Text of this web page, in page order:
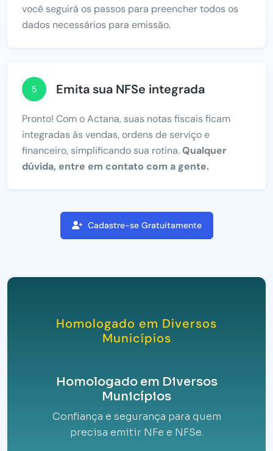
você seguirá os passos para preencher todos os
dados necessários para emissão.
5 Emita sua NFSe integrada
Pronto! Com o Actana, suas notas fiscais ficam
integradas às vendas, ordens de serviço e
financeiro, simplificando sua rotina.Qualquer
dúvida, entre em contato com a gente.
Cadastre-se Gratuitamente
Homologado em Diversos
Municípios
Homologado em Diversos
Municípios
Confiança e segurança para quem
precisa emitir NFe e NFSe.